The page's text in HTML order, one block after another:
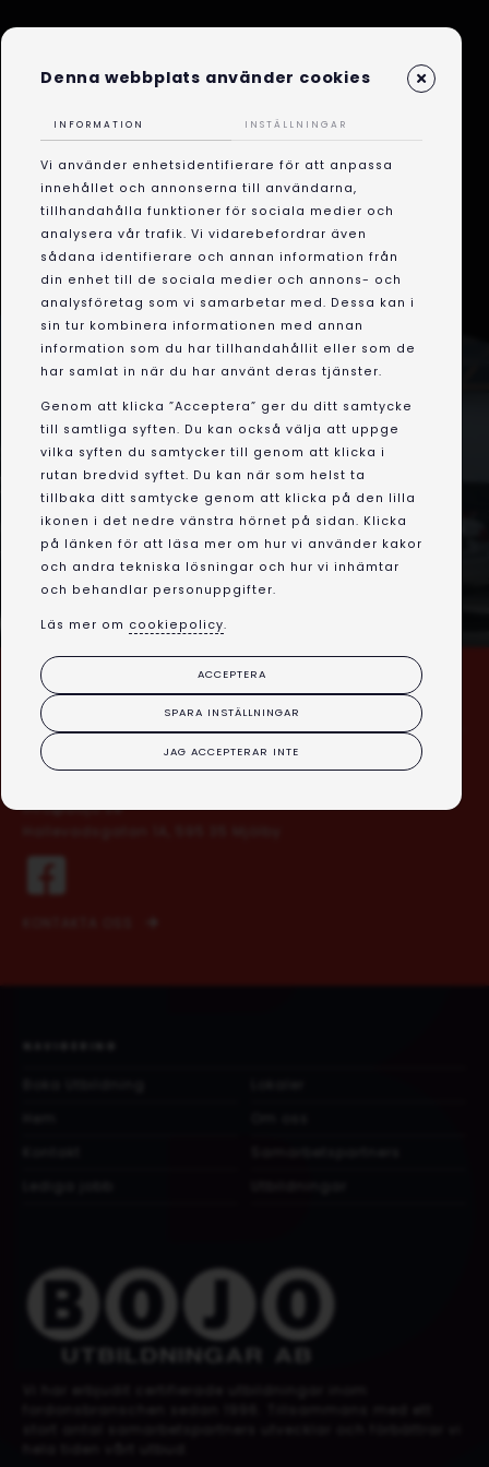
You will be redirected in
3seconds...
If you're not redirected, click the button below.
CLICK HERE
Söker du en utbildning för ett nytt
yrke eller för att vidareutbilda dig?
Hör av dig till oss redan idag för att anmäla dig eller om du
vill veta mer om vad vi kan erbjuda dig.
KONTAKTA OSS
KONTAKT
Roger:
076-176 68 02
Mattias:076-337 60 51
info@bojo.se
Denna webbplats använder cookies
INFORMATION INSTÄLLNINGAR
Vi använder enhetsidentifierare för att anpassa
innehållet och annonserna till användarna,
tillhandahålla funktioner för sociala medier och
analysera vår trafik. Vi vidarebefordrar även
sådana identifierare och annan information från
din enhet till de sociala medier och annons- och
analysföretag som vi samarbetar med. Dessa kan i
sin tur kombinera informationen med annan
information som du har tillhandahållit eller som de
har samlat in när du har använt deras tjänster.
Genom att klicka ”Acceptera” ger du ditt samtycke
till samtliga syften. Du kan också välja att uppge
vilka syften du samtycker till genom att klicka i
rutan bredvid syftet. Du kan när som helst ta
tillbaka ditt samtycke genom att klicka på den lilla
ikonen i det nedre vänstra hörnet på sidan. Klicka
på länken för att läsa mer om hur vi använder kakor
och andra tekniska lösningar och hur vi inhämtar
och behandlar personuppgifter.
Läs mer om cookiepolicy.
JAG ACCEPTERAR INTE
SPARA INSTÄLLNINGAR
ACCEPTERA